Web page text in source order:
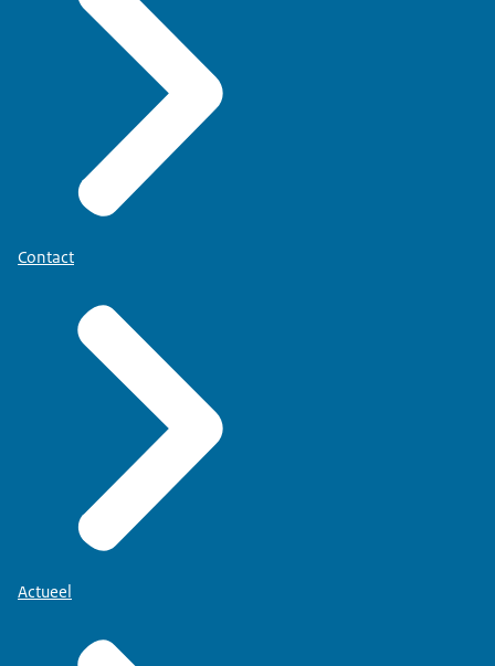
Contact
Actueel